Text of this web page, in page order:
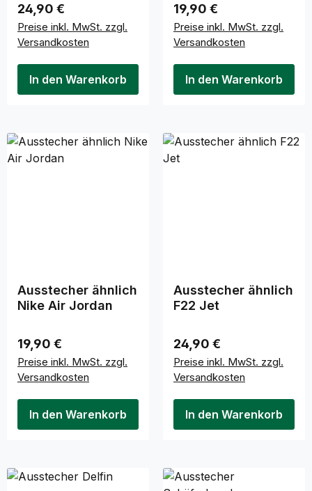
Regulärer Preis:
24,90 €
Preise inkl. MwSt. zzgl.
Versandkosten
In den Warenkorb
Regulärer Preis:
19,90 €
Preise inkl. MwSt. zzgl.
Versandkosten
In den Warenkorb
Ausstecher ähnlich
Nike Air Jordan
Regulärer Preis:
19,90 €
Preise inkl. MwSt. zzgl.
Versandkosten
In den Warenkorb
Ausstecher ähnlich
F22 Jet
Regulärer Preis:
24,90 €
Preise inkl. MwSt. zzgl.
Versandkosten
In den Warenkorb